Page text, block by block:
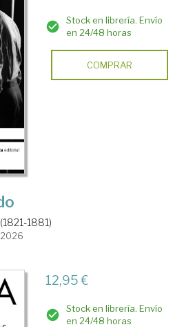
Stock en librería. Envío
en 24/48 horas
COMPRAR
1881)
2026
12,95 €
Stock en librería. Envío
en 24/48 horas